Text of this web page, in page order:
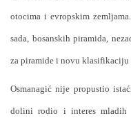
otocima i evropskim
sada, bosanskih piramida,
za piramide i novu klasifikaciju
Osmanagić nije propustio
dolini rodio i interes mladih